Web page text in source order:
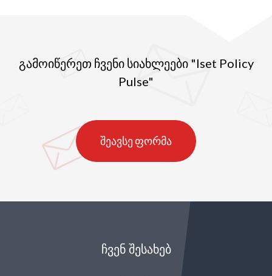
გამოიწერეთ ჩვენი სიახლეები "Iset Policy
Pulse"
შეავსე ფორმა
ᲩᲕᲔᲜ ᲨᲔᲡᲐᲮᲔᲑ